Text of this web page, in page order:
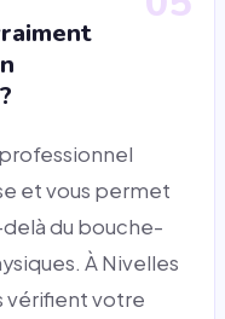
et vous permet
du bouche-
À Nivelles
vérifient votre